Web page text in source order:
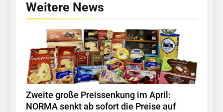
Weitere News
Zweite große Preissenkung im April:
NORMA senkt ab sofort die Preise auf